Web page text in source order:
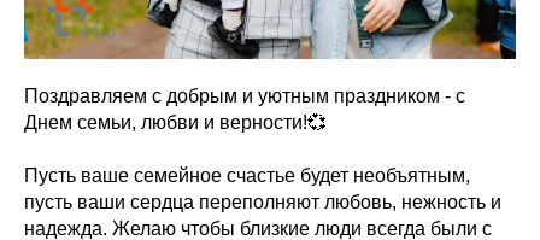
Поздравляем с добрым и уютным праздником - с
Днем семьи, любви и верности!💞
Пусть ваше семейное счастье будет необъятным,
пусть ваши сердца переполняют любовь, нежность и
надежда. Желаю чтобы близкие люди всегда были с